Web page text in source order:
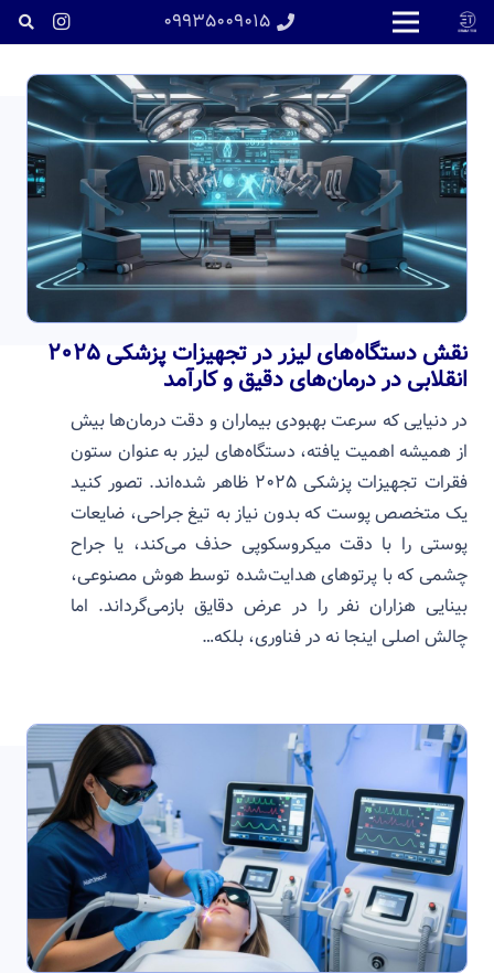
۰۹۹۳۵۰۰۹۰۱۵
نقش دستگاه‌های لیزر در تجهیزات پزشکی ۲۰۲۵
انقلابی در درمان‌های دقیق و کارآمد
در دنیایی که سرعت بهبودی بیماران و دقت درمان‌ها بیش
از همیشه اهمیت یافته، دستگاه‌های لیزر به عنوان ستون
فقرات تجهیزات پزشکی ۲۰۲۵ ظاهر شده‌اند. تصور کنید
یک متخصص پوست که بدون نیاز به تیغ جراحی، ضایعات
پوستی را با دقت میکروسکوپی حذف می‌کند، یا جراح
چشمی که با پرتوهای هدایت‌شده توسط هوش مصنوعی،
بینایی هزاران نفر را در عرض دقایق بازمی‌گرداند. اما
چالش اصلی اینجا نه در فناوری، بلکه…